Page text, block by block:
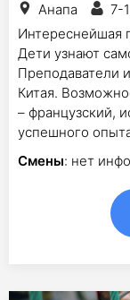
Анапа
7-
Интереснейшая
Дети узнают
Преподаватели
Китая.
– французский,
успешного
Смены: нет